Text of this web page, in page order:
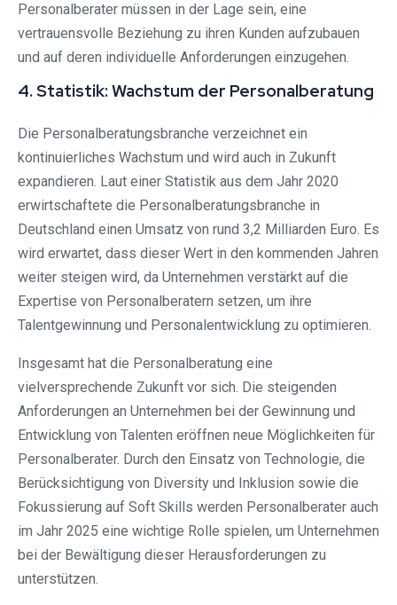
Personalberater müssen in der Lage sein, eine
vertrauensvolle Beziehung zu ihren Kunden aufzubauen
und auf deren individuelle Anforderungen einzugehen.
4. Statistik: Wachstum der Personalberatung
Die Personalberatungsbranche verzeichnet ein
kontinuierliches Wachstum und wird auch in Zukunft
expandieren. Laut einer Statistik aus dem Jahr 2020
erwirtschaftete die Personalberatungsbranche in
Deutschland einen Umsatz von rund 3,2 Milliarden Euro. Es
wird erwartet, dass dieser Wert in den kommenden Jahren
weiter steigen wird, da Unternehmen verstärkt auf die
Expertise von Personalberatern setzen, um ihre
Talentgewinnung und Personalentwicklung zu optimieren.
Insgesamt hat die Personalberatung eine
vielversprechende Zukunft vor sich. Die steigenden
Anforderungen an Unternehmen bei der Gewinnung und
Entwicklung von Talenten eröffnen neue Möglichkeiten für
Personalberater. Durch den Einsatz von Technologie, die
Berücksichtigung von Diversity und Inklusion sowie die
Fokussierung auf Soft Skills werden Personalberater auch
im Jahr 2025 eine wichtige Rolle spielen, um Unternehmen
bei der Bewältigung dieser Herausforderungen zu
unterstützen.